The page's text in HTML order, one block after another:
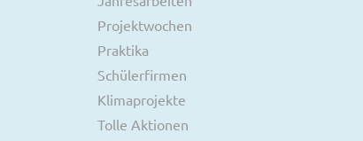
Projektwochen
Praktika
Schülerfirmen
Klimaprojekte
Tolle Aktionen